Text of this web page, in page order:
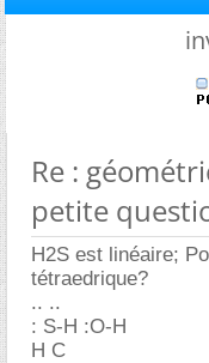
Re :
petite
H2S est linéaire;
tétraedrique?
.. ..
: S-H :O-H
H C